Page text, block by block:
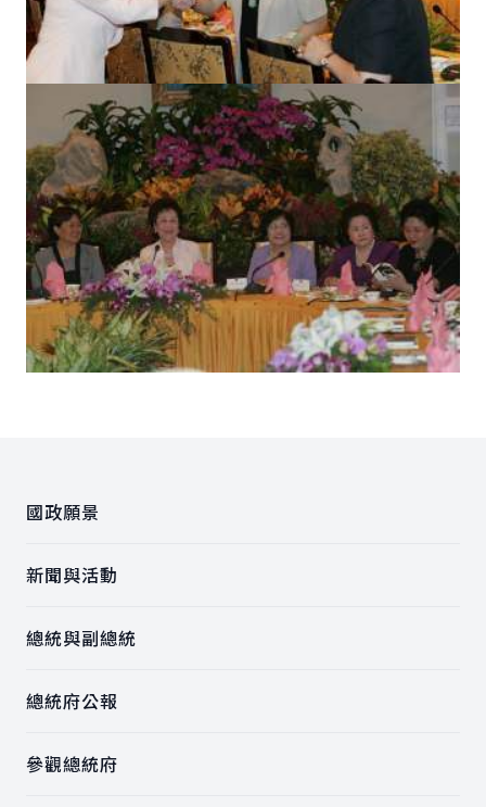
國政願景
新聞與活動
總統與副總統
總統府公報
參觀總統府